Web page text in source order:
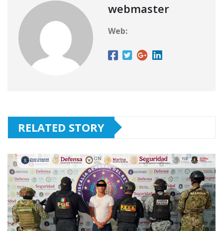
webmaster
Web:
RELATED STORY